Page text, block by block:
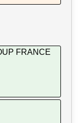
FRANCE